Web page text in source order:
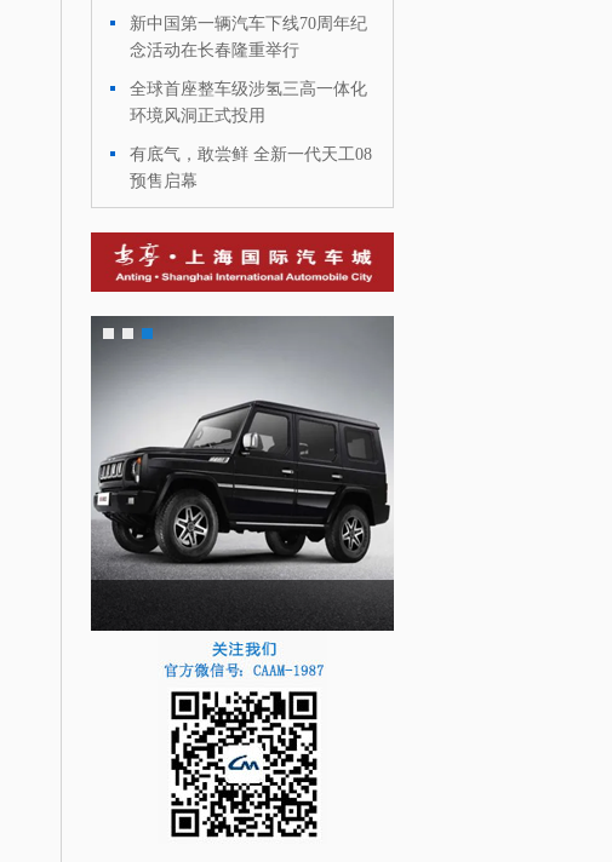
新中国第一辆汽车下线70周年纪
念活动在长春隆重举行
全球首座整车级涉氢三高一体化
环境风洞正式投用
有底气，敢尝鲜 全新一代天工08
预售启幕